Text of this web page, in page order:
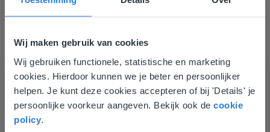
Wij maken gebruik van cookies
Wij gebruiken functionele, statistische en marketing
cookies. Hierdoor kunnen we je beter en persoonlijker
helpen. Je kunt deze cookies accepteren of bij 'Details' je
persoonlijke voorkeur aangeven. Bekijk ook de cookie
policy
Deze website komt niet
overeen met je locatie
Gezien je locatie, denken we dat je misschien
liever naar de website voor English gaat. Hier